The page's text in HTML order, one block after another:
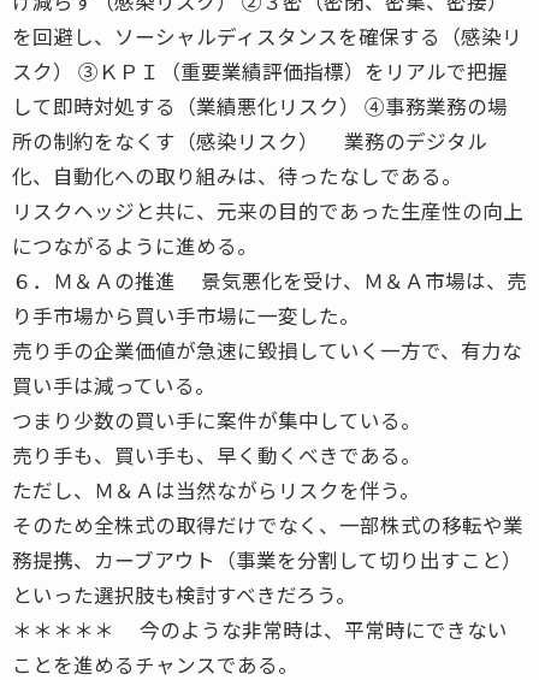
を回避し、ソーシャルディスタンスを確保する（感染リ
スク） ③ＫＰＩ（重要業績評価指標）をリアルで把握
して即時対処する（業績悪化リスク） ④事務業務の場
所の制約をなくす（感染リスク） 業務のデジタル
化、自動化への取り組みは、待ったなしである。
リスクヘッジと共に、元来の目的であった生産性の向上
につながるように進める。
６．Ｍ＆Ａの推進 景気悪化を受け、Ｍ＆Ａ市場は、売
り手市場から買い手市場に一変した。
売り手の企業価値が急速に毀損していく一方で、有力な
買い手は減っている。
つまり少数の買い手に案件が集中している。
売り手も、買い手も、早く動くべきである。
ただし、Ｍ＆Ａは当然ながらリスクを伴う。
そのため全株式の取得だけでなく、一部株式の移転や業
務提携、カーブアウト（事業を分割して切り出すこと）
といった選択肢も検討すべきだろう。
＊＊＊＊＊ 今のような非常時は、平常時にできない
ことを進めるチャンスである。